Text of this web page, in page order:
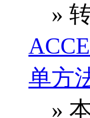
» 转
单方
» 本